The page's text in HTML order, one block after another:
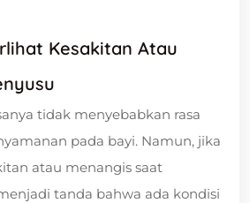
Kesakitan Atau
tidak menyebabkan rasa
pada bayi. Namun, jika
atau menangis saat
tanda bahwa ada kondisi